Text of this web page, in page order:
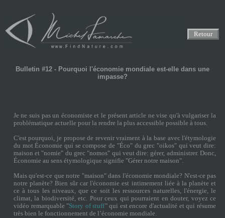
Retour
Bulletin #12 - Pourquoi l'économie mondiale est-elle dans une
impasse?
Je ne suis pas un économiste et le présent article ne vise qu'à vulgariser la
problématique actuelle pour la rendre la plus accessible possible à tous.
C'est pourquoi, je propose de revenir vraiment à la base avec l'étymologie
du mot Économie qui se compose de "Éco" du grec "oikos" qui veut dire:
maison et "nomie" du grec "nomos" qui veut dire: gérer, administrer. Donc,
Économie au sens étymologique signifie "Gérer notre maison".
Mais qu'est-ce que notre "maison" dans l'économie mondiale? N'est-ce pas
notre planète? Bien sûr car l'économie est intimement liée à la planète et
ce à tous les niveaux, que ce soit les ressources naturelles, l'énergie, le
climat, la biodiversité, etc. Pour ceux qui pourraient en douter, voyez ce
vidéo remarquable "Story of stuff" qui est encore d'actualité et qui résume
très bien le fonctionnement de l’économie mondiale.